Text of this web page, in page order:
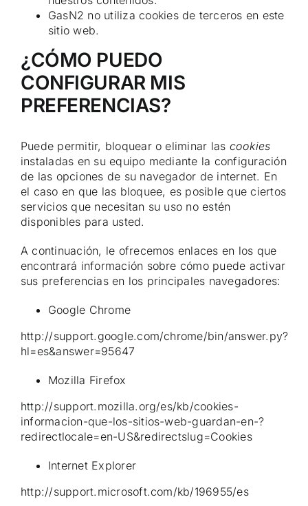
GasN2 no utiliza cookies de terceros en este
sitio web.
¿CÓMO PUEDO
CONFIGURAR MIS
PREFERENCIAS?
Puede permitir, bloquear o eliminar las cookies
instaladas en su equipo mediante la configuración
de las opciones de su navegador de internet. En
el caso en que las bloquee, es posible que ciertos
servicios que necesitan su uso no estén
disponibles para usted.
A continuación, le ofrecemos enlaces en los que
encontrará información sobre cómo puede activar
sus preferencias en los principales navegadores:
Google Chrome
http://support.google.com/chrome/bin/answer.py?
hl=es&answer=95647
Mozilla Firefox
http://support.mozilla.org/es/kb/cookies-
informacion-que-los-sitios-web-guardan-en-?
redirectlocale=en-US&redirectslug=Cookies
Internet Explorer
http://support.microsoft.com/kb/196955/es